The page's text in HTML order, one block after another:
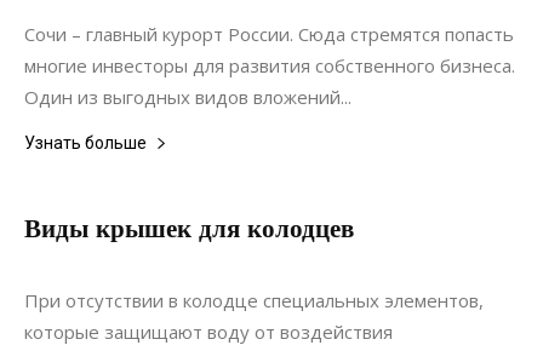
Сочи – главный курорт России. Сюда стремятся попасть
многие инвесторы для развития собственного бизнеса.
Один из выгодных видов вложений...
Узнать больше
Виды крышек для колодцев
02.11.2020
При отсутствии в колодце специальных элементов,
которые защищают воду от воздействия